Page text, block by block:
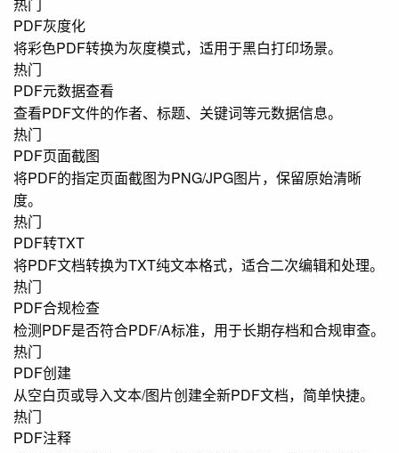
PDF灰度化
将彩色PDF转换为灰度模式，适用于黑白打印场景。
热门
PDF元数据查看
查看PDF文件的作者、标题、关键词等元数据信息。
热门
PDF页面截图
将PDF的指定页面截图为PNG/JPG图片，保留原始清晰
度。
热门
PDF转TXT
将PDF文档转换为TXT纯文本格式，适合二次编辑和处理。
热门
PDF合规检查
检测PDF是否符合PDF/A标准，用于长期存档和合规审查。
热门
PDF创建
从空白页或导入文本/图片创建全新PDF文档，简单快捷。
热门
PDF注释